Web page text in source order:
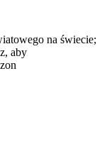
na świecie;
aby